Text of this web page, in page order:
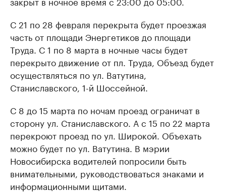
С 21 по 28 февраля перекрыта будет проезжая
часть от площади Энергетиков до площади
Труда. С 1 по 8 марта в ночные часы будет
перекрыто движение от пл. Труда, Объезд будет
осуществляться по ул. Ватутина,
Станиславского, 1-й Шоссейной.
С 8 до 15 марта по ночам проезд ограничат в
сторону ул. Станиславского. А с 15 по 22 марта
перекроют проезд по ул. Широкой. Объехать
можно будет по ул. Ватутина. В мэрии
Новосибирска водителей попросили быть
внимательными, руководствоваться знаками и
информационными щитами.